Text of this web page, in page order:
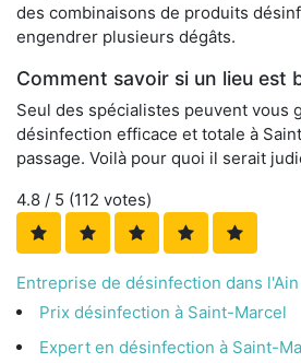
des combinaisons de produits
engendrer plusieurs dégâts.
Comment savoir si un lieu est
Seul des spécialistes peuvent vous
désinfection efficace et totale à
passage. Voilà pour quoi il serait
4.8 / 5 (112 votes)
Entreprise de désinfection dans l'Ain
Prix désinfection à Saint-Marcel
Expert en désinfection à Saint-